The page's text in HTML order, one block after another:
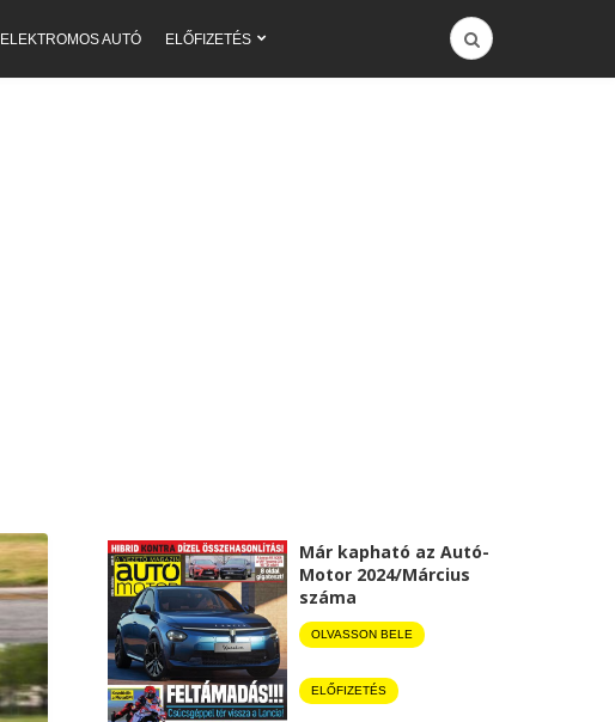
ELEKTROMOS AUTÓ ELŐFIZETÉS
Már kapható az Autó-
Motor 2024/Március
száma
OLVASSON BELE
ELŐFIZETÉS